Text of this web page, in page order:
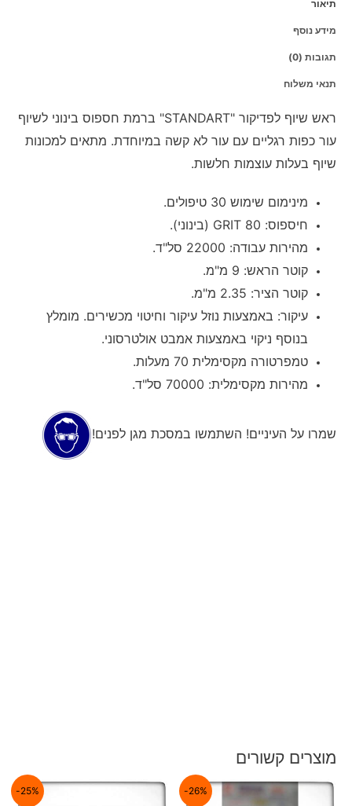
תיאור
מידע נוסף
תגובות (0)
תנאי משלוח
ראש שיוף לפדיקור "STANDART" ברמת חספוס בינוני לשיוף
עור כפות רגליים עם עור לא קשה במיוחדת. מתאים למכונות
שיוף בעלות עוצמות חלשות.
מינימום שימוש 30 טיפולים.
חיספוס: 80 GRIT (בינוני).
מהירות עבודה: 22000 סל"ד.
קוטר הראש: 9 מ"מ.
קוטר הציר: 2.35 מ"מ.
עיקור: באמצעות נוזל עיקור וחיטוי מכשירים. מומלץ
בנוסף ניקוי באמצעות אמבט אולטרסוני.
טמפרטורה מקסימלית 70 מעלות.
מהירות מקסימלית: 70000 סל"ד.
שמרו על העיניים! השתמשו במסכת מגן לפנים!
מוצרים קשורים
26%-
25%-